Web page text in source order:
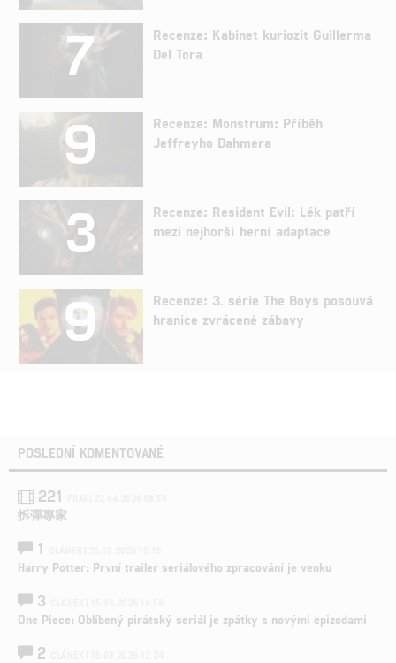
7
Recenze: Kabinet kuriozit Guillerma
Del Tora
9
Recenze: Monstrum: Příběh
Jeffreyho Dahmera
3
Recenze: Resident Evil: Lék patří
mezi nejhorší herní adaptace
9
Recenze: 3. série The Boys posouvá
hranice zvrácené zábavy
POSLEDNÍ KOMENTOVANÉ
221
拆彈專家
1
Harry Potter: První trailer seriálového zpracování je venku
3
One Piece: Oblíbený pirátský seriál je zpátky s novými epizodami
2